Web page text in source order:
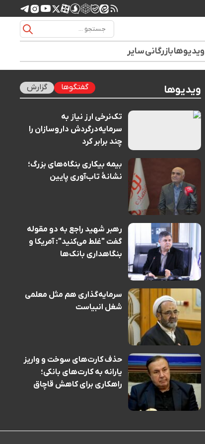
ویدیوهابازرگانیسایر
ویدیوها گفتگوها گزارش
تک‌نرخی ارز نیاز به
سرمایه‌درگردش داروسازان را
چند برابر کرد
بیمه بیکاری بنگاه‌های بزرگ؛
نشانهٔ تاب‌آوری پایین
رهبر شهید راجع به دو مقوله
گفت "غلط می‌کنید": آمریکا و
بنگاهداری بانک‌ها
سرمایه‌گذاری هم مثل معلمی
شغل انبیاست
حذف کارت‌های سوخت و واریز
یارانه به کارت‌های بانکی؛
راهکاری برای کاهش قاچاق